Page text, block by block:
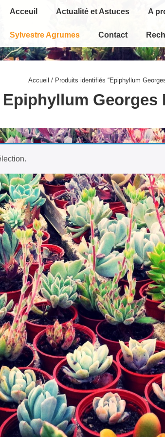
Main
Navigation
Acceuil Actualité et Astuces A
Sylvestre Agrumes Contact
Accueil / Produits identifiés “Epiphyllum
Epiphyllum Georges